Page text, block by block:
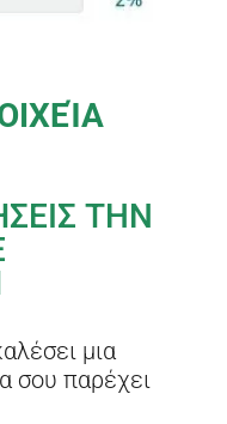
ΤΗΝ
μια
σου παρέχει